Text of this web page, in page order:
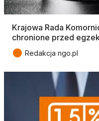
Krajowa Rada
chronione przed
● Redakcja ngo.pl